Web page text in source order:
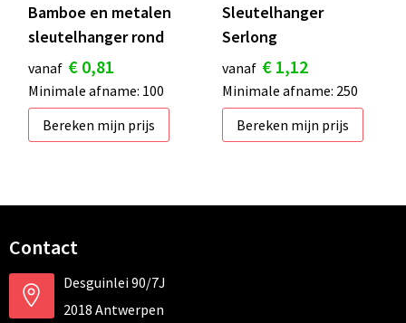
Bamboe en metalen
sleutelhanger rond
vanaf € 0,81
Minimale afname: 100
Bereken mijn prijs
Sleutelhanger
Serlong
vanaf € 1,12
Minimale afname: 250
Bereken mijn prijs
Contact
Desguinlei 90/7J
2018 Antwerpen